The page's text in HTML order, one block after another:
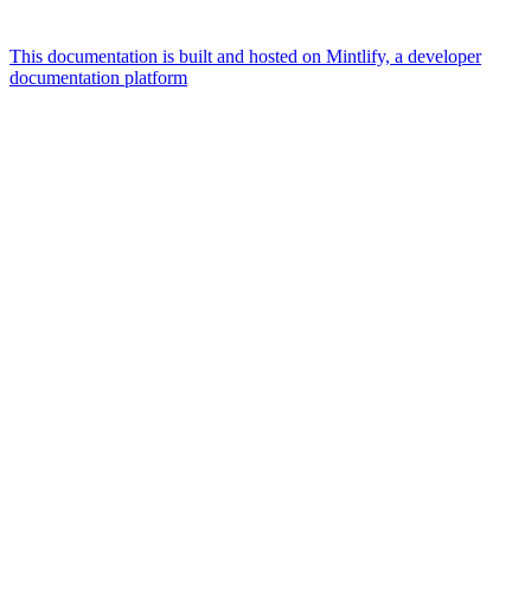
This documentation is built and hosted on Mintlify, a developer
documentation platform